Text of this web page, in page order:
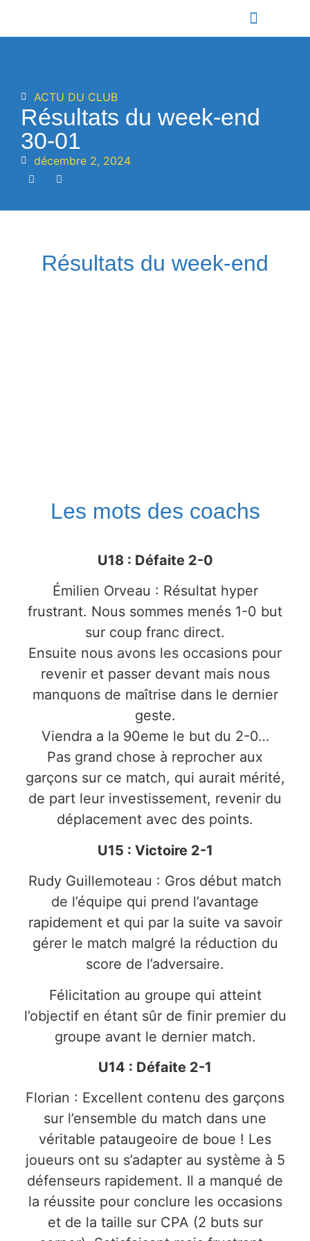
ACTU DU CLUB
Résultats du week-end
30-01
décembre 2, 2024
Résultats du week-end
Les mots des coachs
U18 : Défaite 2-0
Émilien Orveau : Résultat hyper
frustrant. Nous sommes menés 1-0 but
sur coup franc direct.
Ensuite nous avons les occasions pour
revenir et passer devant mais nous
manquons de maîtrise dans le dernier
geste.
Viendra a la 90eme le but du 2-0…
Pas grand chose à reprocher aux
garçons sur ce match, qui aurait mérité,
de part leur investissement, revenir du
déplacement avec des points.
U15 : Victoire 2-1
Rudy Guillemoteau : Gros début match
de l’équipe qui prend l’avantage
rapidement et qui par la suite va savoir
gérer le match malgré la réduction du
score de l’adversaire.
Félicitation au groupe qui atteint
l’objectif en étant sûr de finir premier du
groupe avant le dernier match.
U14 : Défaite 2-1
Florian : Excellent contenu des garçons
sur l’ensemble du match dans une
véritable pataugeoire de boue ! Les
joueurs ont su s’adapter au système à 5
défenseurs rapidement. Il a manqué de
la réussite pour conclure les occasions
et de la taille sur CPA (2 buts sur